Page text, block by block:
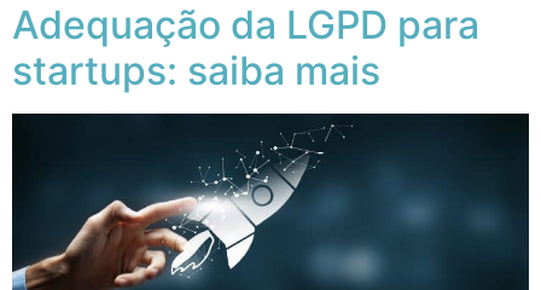
Adequação da LGPD para
startups: saiba mais